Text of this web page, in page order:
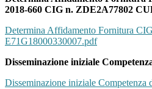
2018-660 CIG n. ZDE2A77802
Determina Affidamento Fornitura
E71G18000330007.pdf
Disseminazione iniziale
Disseminazione iniziale Competenza